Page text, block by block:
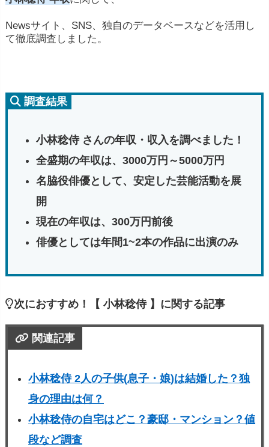
Newsサイト、SNS、独自のデータベースなどを活用し
て徹底調査しました。
調査結果
小林稔侍 さんの年収・収入を調べました！
全盛期の年収は、3000万円～5000万円
名脇役俳優として、安定した芸能活動を展
開
現在の年収は、300万円前後
俳優としては年間1~2本の作品に出演のみ
次におすすめ！【 小林稔侍 】に関する記事
関連記事
小林稔侍 2人の子供(息子・娘)は結婚した？独
身の理由は何？
小林稔侍の自宅はどこ？豪邸・マンション？値
段など調査